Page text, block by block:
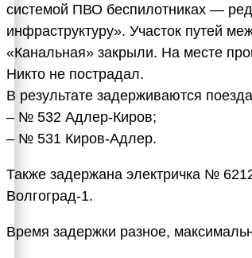
системой ПВО беспилотниках —
инфраструктуру». Участок путей
«Канальная» закрыли. На месте
Никто не пострадал.
В результате задерживаются
– № 532 Адлер-Киров;
– № 531 Киров-Адлер.
Также задержана электричка №
Волгоград-1.
Время задержки разное,